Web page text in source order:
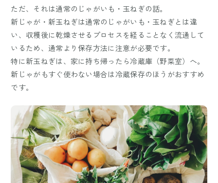
ただ、それは通常のじゃがいも・玉ねぎの話。
新じゃが・新玉ねぎは通常のじゃがいも・玉ねぎとは違
い、収穫後に乾燥させるプロセスを経ることなく流通して
いるため、通常より保存方法に注意が必要です。
特に新玉ねぎは、家に持ち帰ったら冷蔵庫（野菜室）へ。
新じゃがもすぐ使わない場合は冷蔵保存のほうがおすすめ
です。